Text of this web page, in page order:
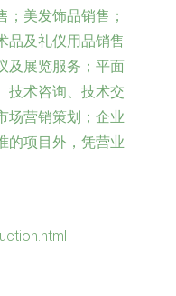
美发饰品销售；
品及礼仪用品销售
及展览服务；平面
技术咨询、技术交
场营销策划；企业
的项目外，凭营业